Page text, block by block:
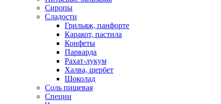
Сиропы
Сладости
Грильяж, панфорте
Каракот, пастила
Конфеты
Парварда
Рахат-лукум
Халва, щербет
Шоколад
Соль пищевая
Специи